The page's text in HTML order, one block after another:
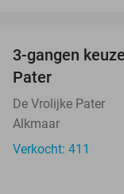
3-gangen
Pater
De Vrolijke Pater
Alkmaar
Verkocht: 411